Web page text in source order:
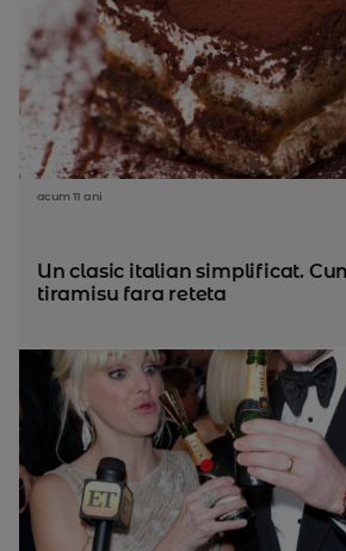
acum 11 ani
Un clasic italian simplificat.
tiramisu fara reteta